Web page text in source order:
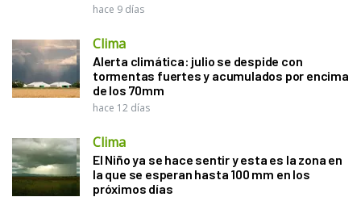
hace 9 días
Clima
Alerta climática: julio se despide con
tormentas fuertes y acumulados por encima
de los 70mm
hace 12 días
Clima
El Niño ya se hace sentir y esta es la zona en
la que se esperan hasta 100 mm en los
próximos días